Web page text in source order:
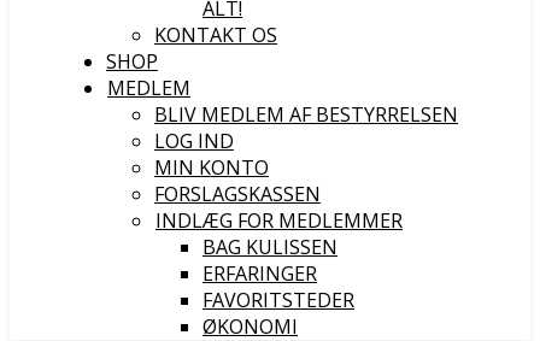
ALT!
KONTAKT OS
SHOP
MEDLEM
BLIV MEDLEM AF BESTYRRELSEN
LOG IND
MIN KONTO
FORSLAGSKASSEN
INDLÆG FOR MEDLEMMER
BAG KULISSEN
ERFARINGER
FAVORITSTEDER
ØKONOMI